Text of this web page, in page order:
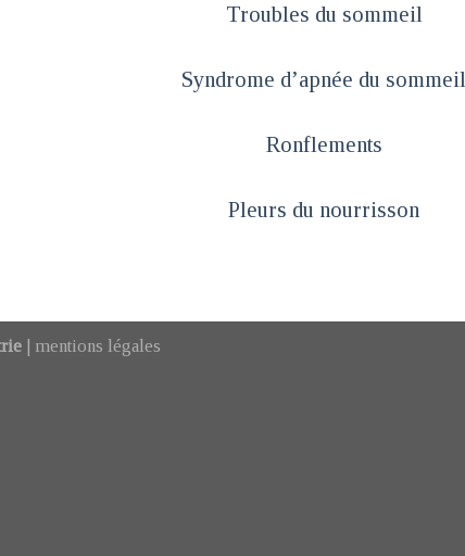
Troubles du sommeil
Syndrome d’apnée du sommeil
Ronflements
Pleurs du nourrisson
| mentions légales